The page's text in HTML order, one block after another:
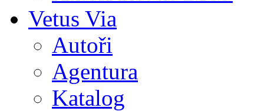
Vetus Via
Autoři
Agentura
Katalog